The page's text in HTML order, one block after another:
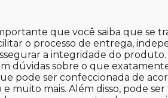
que você saiba que se
o processo de entrega,
a integridade do produto.
dúvidas sobre o que
pode ser confeccionada de
muito mais. Além disso, pode ser